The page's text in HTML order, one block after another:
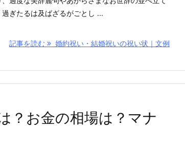
ぎたるは及ばざるがごとし ...
記事を読む 婚約祝い・結婚祝いの祝い状｜文例
？お金の相場は？マナ